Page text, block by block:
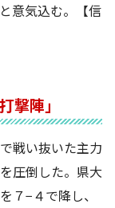
意気込む。【信
撃陣」
戦い抜いた主力
圧倒した。県大
７−４で降し、